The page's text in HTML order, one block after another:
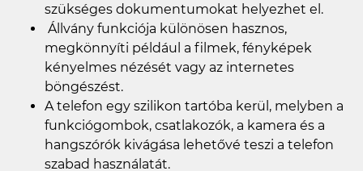
szükséges dokumentumokat helyezhet el.
Állvány funkciója különösen hasznos,
megkönnyíti például a filmek, fényképek
kényelmes nézését vagy az internetes
böngészést.
A telefon egy szilikon tartóba kerül, melyben a
funkciógombok, csatlakozók, a kamera és a
hangszórók kivágása lehetővé teszi a telefon
szabad használatát.